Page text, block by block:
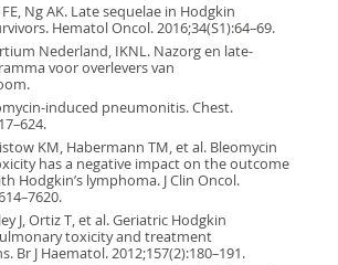
Ng AK. Late sequelae in Hodgkin
Hematol Oncol. 2016;34(S1):64–69.
Nederland, IKNL. Nazorg en late-
voor overlevers van
induced pneumonitis. Chest.
KM, Habermann TM, et al. Bleomycin
has a negative impact on the outcome
Hodgkin’s lymphoma. J Clin Oncol.
J, Ortiz T, et al. Geriatric Hodgkin
toxicity and treatment
Br J Haematol. 2012;157(2):180–191.